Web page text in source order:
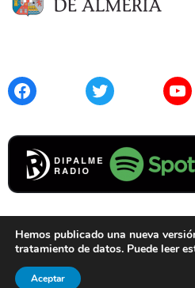
FacebookTwitter
© 2021 Diputación de Almería.
Hemos publicado una nueva
tratamiento de datos. Puede leer
Aceptar